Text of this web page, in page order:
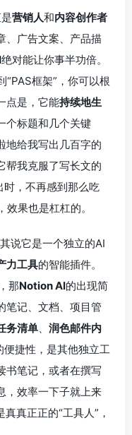
营销人和内容创作者
、广告文案、产品描
绝对能让你事半功倍。
“PAS框架”，你可以根
点是，它能持续地生
个标题和几个关键
地给我写出几百字的
帮我克服了写长文的
时，不再感到那么吃
，效果也是杠杠的。
说它是一个独立的AI
力工具的智能插件。
那Notion AI的出现简
笔记、文档、项目管
务清单、 润色邮件内
便捷性，是其他独立工
书笔记，或者在撰写
，效率一下子就上来
真正正的“工具人”，